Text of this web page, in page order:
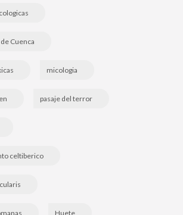
Cuenca
micologia
pasaje del terror
celtiberico
Huete